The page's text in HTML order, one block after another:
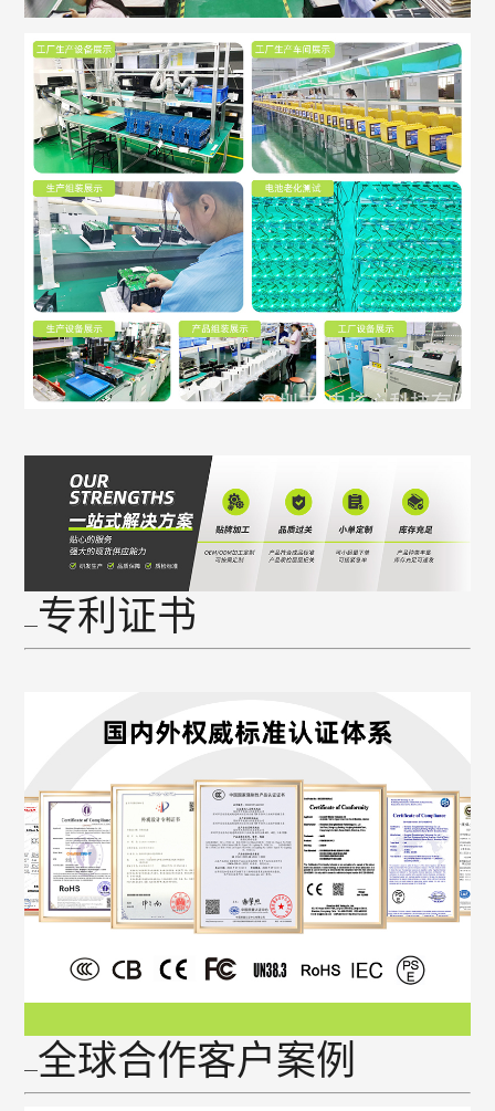
—专利证书
—全球合作客户案例